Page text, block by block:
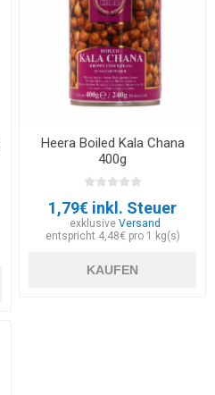
Heera Boiled Kala Chana
400g
1,79€ inkl. Steuer
exklusive Versand
entspricht 4,48€ pro 1 kg(s)
KAUFEN